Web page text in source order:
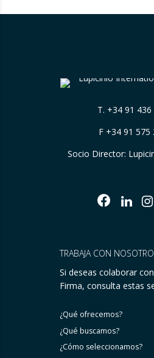
T. +34 91 436
F +34 91 575
Socio Director:
TRABAJA CON
Si deseas colaborar
Firma, consulta estas
¿Qué ofrecemos?
¿Qué buscamos?
¿Cómo seleccionamos?